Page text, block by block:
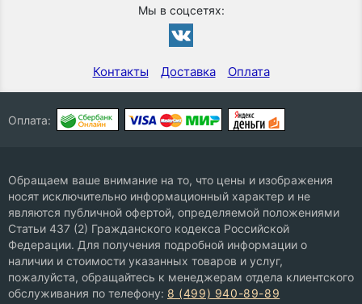
Мы в соцсетях:
Контакты Доставка Оплата
Оплата:
Обращаем ваше внимание на то, что цены и изображения
носят исключительно информационный характер и не
являются публичной офертой, определяемой положениями
Статьи 437 (2) Гражданского кодекса Российской
Федерации. Для получения подробной информации о
наличии и стоимости указанных товаров и услуг,
пожалуйста, обращайтесь к менеджерам отдела клиентского
обслуживания по телефону: 8 (499) 940-89-89